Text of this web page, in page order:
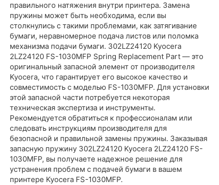
правильного натяжения внутри принтера. Замена
пружины может быть необходима, если вы
столкнулись с такими проблемами, как затягивание
бумаги, неравномерное подача листов или поломка
механизма подачи бумаги. 302LZ24120 Kyocera
2LZ24120 FS-1030MFP Spring Replacement Part — это
оригинальный запасной элемент от производителя
Kyocera, что гарантирует его высокое качество и
совместимость с моделью FS-1030MFP. Для установки
этой запасной части потребуется некоторая
техническая экспертиза и инструменты.
Рекомендуется обратиться к профессионалам или
следовать инструкциям производителя для
безопасной и правильной замены пружины. Заказывая
запасную пружину 302LZ24120 Kyocera 2LZ24120 FS-
1030MFP, вы получаете надежное решение для
устранения проблем с подачей бумаги в вашем
принтере Kyocera FS-1030MFP.